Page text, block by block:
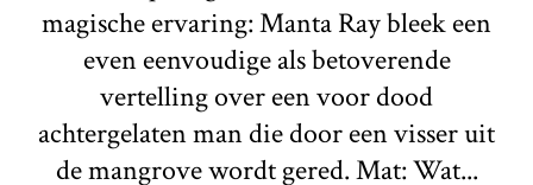
magische ervaring: Manta Ray bleek een
even eenvoudige als betoverende
vertelling over een voor dood
achtergelaten man die door een visser uit
de mangrove wordt gered. Mat: Wat...